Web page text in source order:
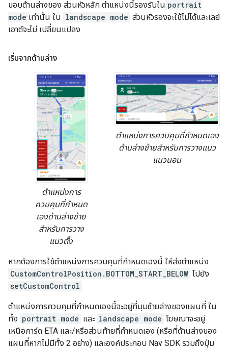
ขอบด้านล่างของ ส่วนหัวหลัก ตำแหน่งนี้รองรับใน portrait
mode เท่านั้น ใน landscape mode ส่วนหัวรองจะใช้ไม่ได้และเลย์
เอาต์จะไม่ เปลี่ยนแปลง
เริ่มจากด้านล่าง
ตำแหน่งการ
ควบคุมที่กำหนด
เองด้านล่างซ้าย
สำหรับการวาง
แนวตั้ง
ตำแหน่งการควบคุมที่กำหนดเอง
ด้านล่างซ้ายสำหรับการวางแนว
แนวนอน
หากต้องการใช้ตำแหน่งการควบคุมที่กำหนดเองนี้ ให้ส่งตำแหน่ง
CustomControlPosition.BOTTOM_START_BELOW ไปยัง
setCustomControl
ตำแหน่งการควบคุมที่กำหนดเองนี้จะอยู่ที่มุมซ้ายล่างของแผนที่ ใน
ทั้ง portrait mode และ landscape mode โฆษณาจะอยู่
เหนือการ์ด ETA และ/หรือส่วนท้ายที่กำหนดเอง (หรือที่ด้านล่างของ
แผนที่หากไม่มีทั้ง 2 อย่าง) และองค์ประกอบ Nav SDK รวมถึงปุ่ม